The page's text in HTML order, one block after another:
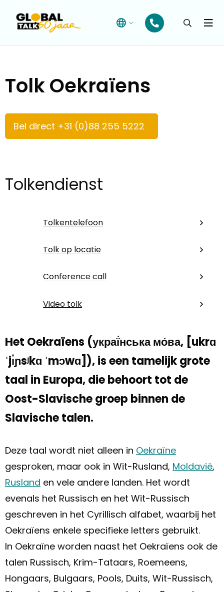
Open
Tolk Oekraïens
Bel direct +31 (0)88 255 5222
Tolkendienst
Tolkentelefoon
Tolk op locatie
Conference call
Video tolk
Het Oekraïens (украї́нська мо́ва, [ukrɑ
ˈjı̽ɲsʲkɑ ˈmɔwɑ]), is een tamelijk grote
taal in Europa, die behoort tot de
Oost-Slavische groep binnen de
Slavische talen.
Deze taal wordt niet alleen in Oekraïne
gesproken, maar ook in Wit-Rusland, Moldavië,
Rusland en vele andere landen. Het wordt
evenals het Russisch en het Wit-Russisch
geschreven in het Cyrillisch alfabet, waarbij het
Oekraïens enkele specifieke letters gebruikt.
In Oekraïne worden naast het Oekraïens ook de
talen Russisch, Krim-Tataars, Roemeens,
Hongaars, Bulgaars, Pools, Duits, Wit-Russisch,